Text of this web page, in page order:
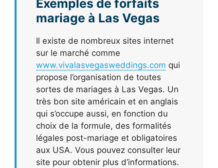
Exemples de forfaits
mariage à Las Vegas
Il existe de nombreux sites internet
sur le marché comme
www.vivalasvegasweddings.com qui
propose l’organisation de toutes
sortes de mariages à Las Vegas. Un
très bon site américain et en anglais
qui s’occupe aussi, en fonction du
choix de la formule, des formalités
légales post-mariage et obligatoires
aux USA. Vous pouvez consulter leur
site pour obtenir plus d’informations.